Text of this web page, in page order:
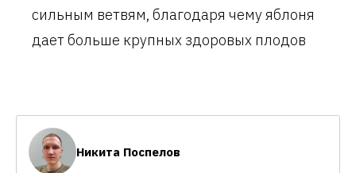
сильным ветвям, благодаря чему яблоня
дает больше крупных здоровых плодов
Никита Поспелов